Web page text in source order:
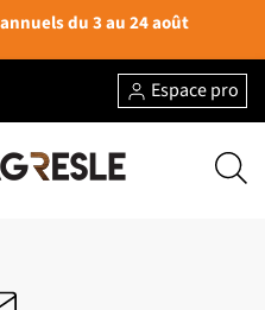
du 3 au 24 août
Espace pro